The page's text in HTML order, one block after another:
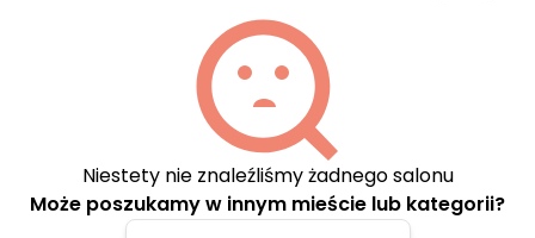
Niestety nie znaleźliśmy żadnego salonu
Może poszukamy w innym mieście lub kategorii?